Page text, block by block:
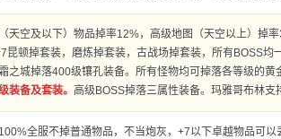
天空及以下）物品掉率12%，高级地图（天空以上）掉
昆顿掉套装，磨炼掉套装，古战场掉套装，所有BOSS均
之城掉落400级镶孔装备。所有怪物均可掉落各等级的黄
装备及套装。 高级BOSS掉落三属性装备。玛雅哥布林支
全服不掉普通物品，不当炮灰，+7以下卓越物品可